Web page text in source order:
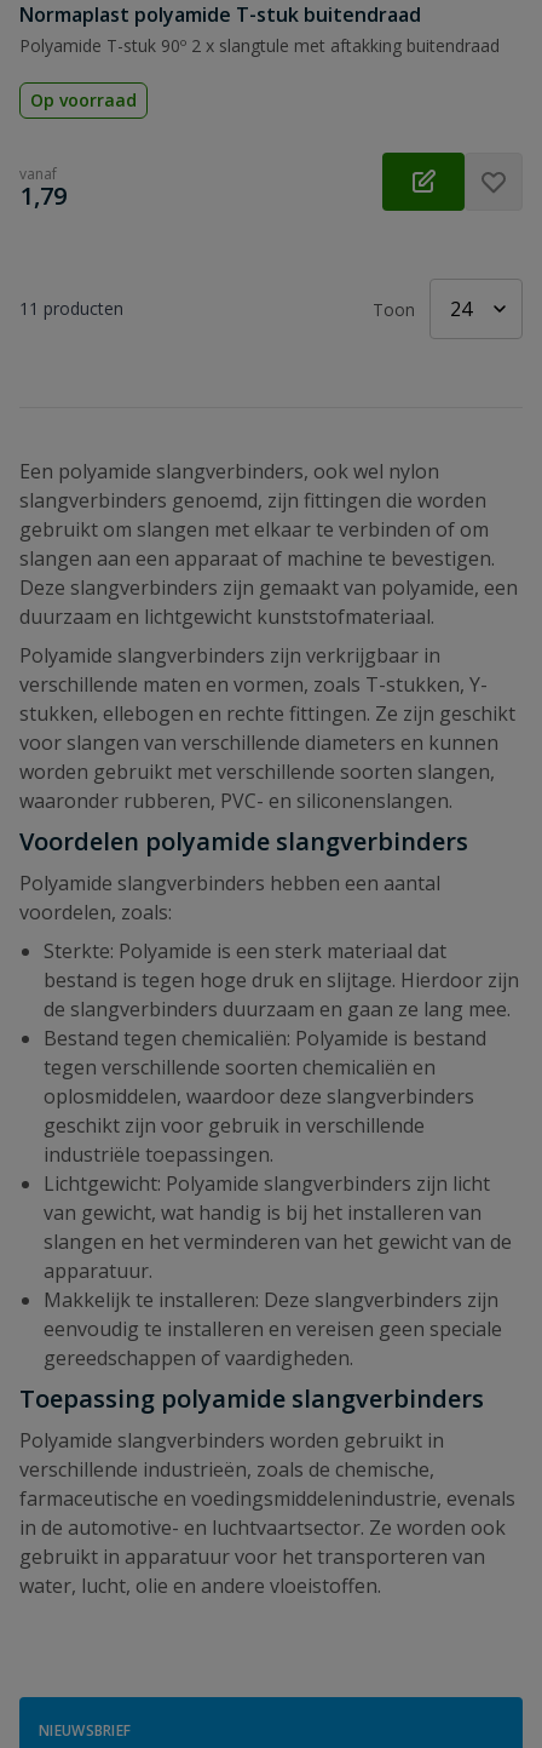
Normaplast polyamide T-stuk buitendraad
Polyamide T-stuk 90º 2 x slangtule met aftakking buitendraad
Op voorraad
vanaf
€
1,79
11 producten Toon
Een polyamide slangverbinders, ook wel nylon
slangverbinders genoemd, zijn fittingen die worden
gebruikt om slangen met elkaar te verbinden of om
slangen aan een apparaat of machine te bevestigen.
Deze slangverbinders zijn gemaakt van polyamide, een
duurzaam en lichtgewicht kunststofmateriaal.
Polyamide slangverbinders zijn verkrijgbaar in
verschillende maten en vormen, zoals T-stukken, Y-
stukken, ellebogen en rechte fittingen. Ze zijn geschikt
voor slangen van verschillende diameters en kunnen
worden gebruikt met verschillende soorten slangen,
waaronder rubberen, PVC- en siliconenslangen.
Voordelen polyamide slangverbinders
Polyamide slangverbinders hebben een aantal
voordelen, zoals:
Sterkte: Polyamide is een sterk materiaal dat
bestand is tegen hoge druk en slijtage. Hierdoor zijn
de slangverbinders duurzaam en gaan ze lang mee.
Bestand tegen chemicaliën: Polyamide is bestand
tegen verschillende soorten chemicaliën en
oplosmiddelen, waardoor deze slangverbinders
geschikt zijn voor gebruik in verschillende
industriële toepassingen.
Lichtgewicht: Polyamide slangverbinders zijn licht
van gewicht, wat handig is bij het installeren van
slangen en het verminderen van het gewicht van de
apparatuur.
Makkelijk te installeren: Deze slangverbinders zijn
eenvoudig te installeren en vereisen geen speciale
gereedschappen of vaardigheden.
Toepassing polyamide slangverbinders
Polyamide slangverbinders worden gebruikt in
verschillende industrieën, zoals de chemische,
farmaceutische en voedingsmiddelenindustrie, evenals
in de automotive- en luchtvaartsector. Ze worden ook
gebruikt in apparatuur voor het transporteren van
water, lucht, olie en andere vloeistoffen.
NIEUWSBRIEF